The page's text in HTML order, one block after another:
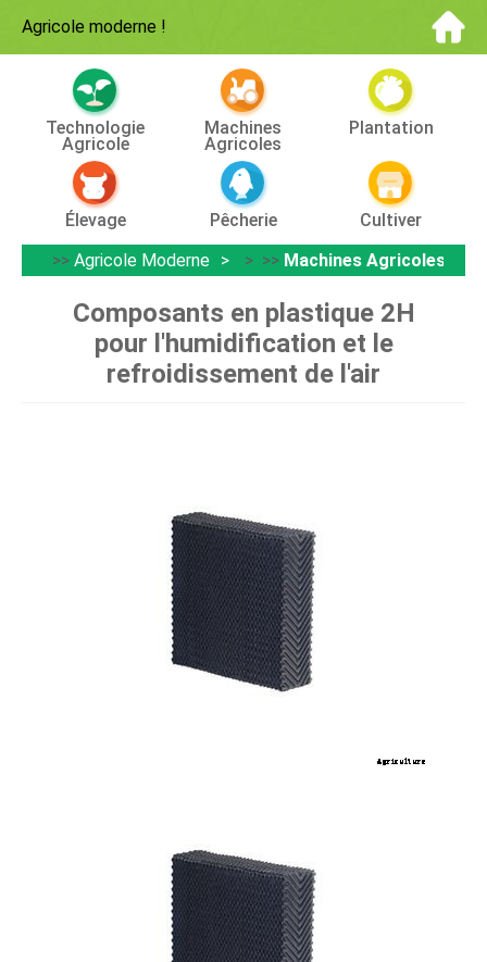
Agricole moderne !
Technologie
Agricole
Machines
Agricoles
Plantation
Élevage Pêcherie
Cultiver
>> Agricole Moderne > >> Machines Agricoles
Composants en plastique 2H
pour l'humidification et le
refroidissement de l'air